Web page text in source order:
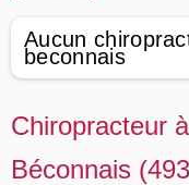
Aucun
beconnais
Chiropracteur
Béconnais